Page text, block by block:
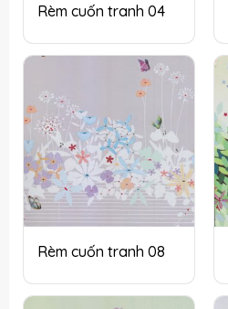
Rèm cuốn tranh 04
Rèm cuốn tranh 08